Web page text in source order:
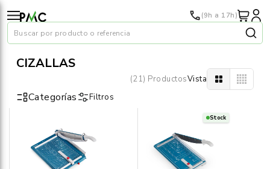
Papel
Material oficina ›
(9h a 17h)
Buscar por producto o referencia
CIZALLAS
Categorías Filtros
(21) ProductosVista
Stock